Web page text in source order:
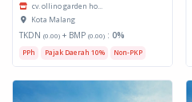
cv. ollino garden ho...
Kota Malang
TKDN (0.00) + BMP (0.00) : 0%
PPh Pajak Daerah 10% Non-PKP